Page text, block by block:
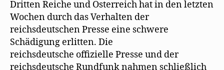
Dritten Reiche und Osterreich hat in den letzten
Wochen durch das Verhalten der
reichsdeutschen Presse eine schwere
Schädigung erlitten. Die
reichsdeutsche offizielle Presse und der
reichsdeutsche Rundfunk nahmen schließlich